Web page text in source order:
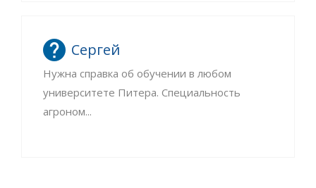
Сергей
Нужна справка об обучении в любом
университете Питера. Специальность
агроном...